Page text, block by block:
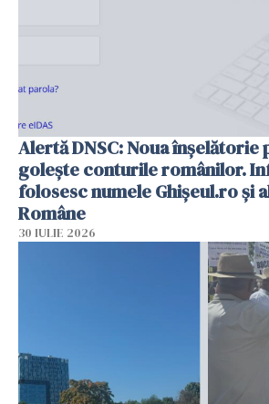
Alertă DNSC: Noua înșelătorie
golește conturile românilor.
folosesc numele Ghișeul.ro și
Române
30 IULIE 2026